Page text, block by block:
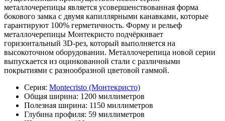
металлочерепицы является усовершенствованная форма
бокового замка с двумя капиллярными канавками, которые
гарантируют 100% герметичность. Форму и рельеф
металлочерепицы Монтекристо подчёркивает
горизонтальный 3D-рез, который выполняется на
высокоточном оборудовании. Металлочерепица новой серии
выпускается из оцинкованной стали с различными
покрытиями с разнообразной цветовой гаммой.
Серия: Montecristo (Монтекристо)
Общая ширина: 1200 миллиметров
Полезная ширина: 1150 миллиметров
Глубина профиля: 59 миллиметров